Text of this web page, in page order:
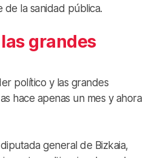
la sanidad pública.
grandes
político y las grandes
hace apenas un mes y ahora
general de Bizkaia,